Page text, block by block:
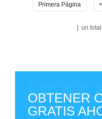
Primera Página
un
OBTENER
GRATIS